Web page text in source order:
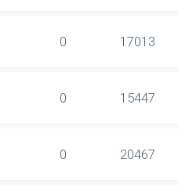
0 17013
0 15447
0 20467